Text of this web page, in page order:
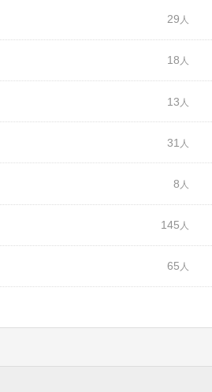
29
18
13
31
8
145
65